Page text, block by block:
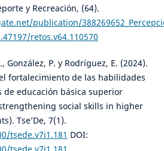
y Recreación, (64).
publication/
retos.v64.110570
González, P. y Rodríguez, E. (2024).
fortalecimiento de las habilidades
de educación básica superior
social skills in higher
Tse’De, 7(1).
tsede.v7i1.181 DOI: